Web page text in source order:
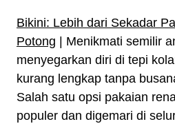
Bikini: Lebih dari Sekadar
Potong | Menikmati semilir
menyegarkan diri di tepi
kurang lengkap tanpa
Salah satu opsi pakaian
populer dan digemari di